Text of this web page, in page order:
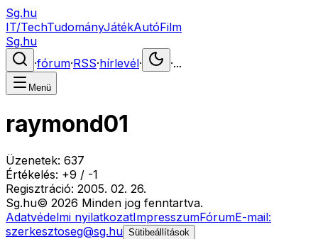
Sg.hu
IT/TechTudományJátékAutóFilm
Sg.hu
·fórum·RSS·hírlevél· ·...
Menü
raymond01
Üzenetek: 637
Értékelés: +9 / -1
Regisztráció: 2005. 02. 26.
Sg.hu© 2026 Minden jog fenntartva.
Adatvédelmi nyilatkozatImpresszumFórumE-mail:
szerkesztoseg@sg.hu Sütibeállítások